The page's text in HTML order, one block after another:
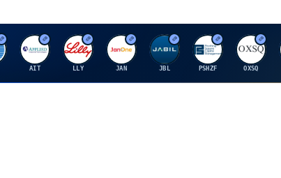
A
AIT
E
LLY
J
JAN
J
JBL
P
PSHZF
O
OXSQ